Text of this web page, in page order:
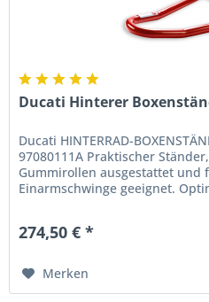
Ducati Hinterer
Ducati HINTERRAD-
97080111A Praktischer
Gummirollen ausgestattet und
Einarmschwinge geeignet.
274,50 € *
Merken